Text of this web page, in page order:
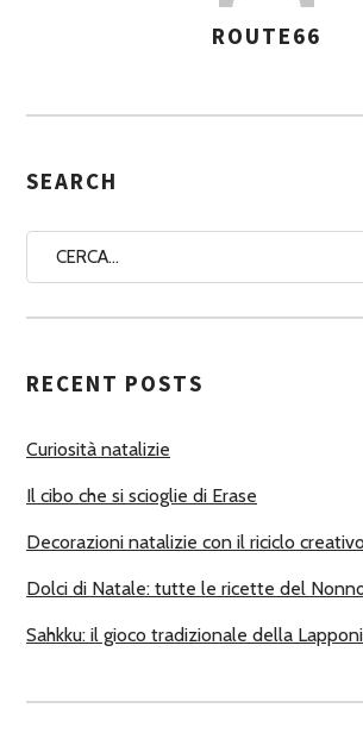
S
G
A
U
O
I
ROUTE66
SEARCH
RECENT POSTS
Curiosità natalizie
Il cibo che si scioglie di Erase
Decorazioni natalizie con il riciclo creativo
Dolci di Natale: tutte le ricette del
Sahkku: il gioco tradizionale della